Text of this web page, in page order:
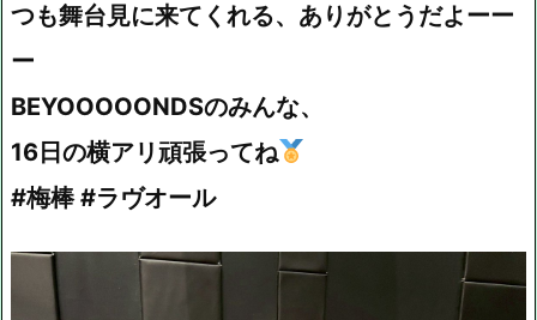
つも舞台見に来てくれる、ありがとうだよーー
ー
BEYOOOOONDSのみんな、
16日の横アリ頑張ってね
#梅棒 #ラヴオール